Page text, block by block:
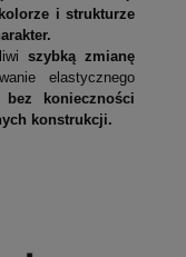
i strukturze
szybką zmianę
elastycznego
bez konieczności
konstrukcji.